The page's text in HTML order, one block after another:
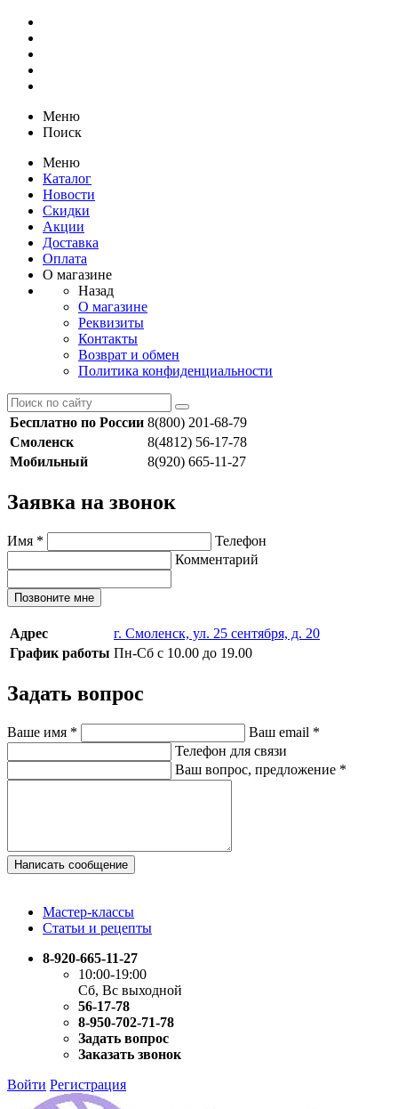
Меню
Поиск
Меню
Каталог
Новости
Скидки
Акции
Доставка
Оплата
О магазине
Назад
О магазине
Реквизиты
Контакты
Возврат и обмен
Политика конфиденциальности
Бесплатно по России 8(800) 201-68-79
Смоленск
8(4812) 56-17-78
Мобильный
8(920) 665-11-27
Заявка на звонок
Имя *
Телефон
Комментарий
Позвоните мне
Адрес
г. Смоленск, ул. 25 сентября, д. 20
График работы Пн-Сб с 10.00 до 19.00
Задать вопрос
Ваше имя * Ваш email *
Телефон для связи
Ваш вопрос, предложение *
Написать сообщение
Мастер-классы
Статьи и рецепты
8-920-665-11-27
10:00-19:00
Сб, Вс выходной
56-17-78
8-950-702-71-78
Задать вопрос
Заказать звонок
Войти Регистрация